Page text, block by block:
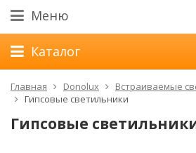
Меню
Каталог
Главная Donolux
Встраиваемые
Гипсовые светильники
Гипсовые